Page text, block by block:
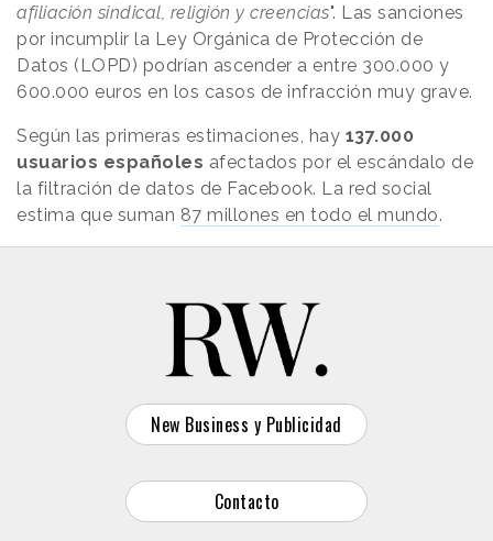
afiliación sindical, religión y creencias". Las sanciones
por incumplir la Ley Orgánica de Protección de
Datos (LOPD) podrían ascender a entre 300.000 y
600.000 euros en los casos de infracción muy grave.
Según las primeras estimaciones, hay 137.000
usuarios españoles afectados por el escándalo de
la filtración de datos de Facebook. La red social
estima que suman 87 millones en todo el mundo.
New Business y Publicidad
Contacto